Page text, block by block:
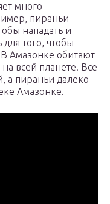
много
пираньи
нападать и
того, чтобы
Амазонке обитают
всей планете. Все
а пираньи далеко
Амазонке.